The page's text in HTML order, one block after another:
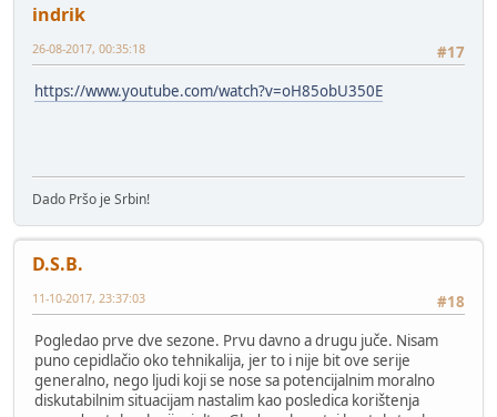
indrik
#17
26-08-2017, 00:35:18
https://www.youtube.com/watch?v=oH85obU350E
Dado Pršo je Srbin!
D.S.B.
#18
11-10-2017, 23:37:03
Pogledao prve dve sezone. Prvu davno a drugu juče. Nisam
puno cepidlačio oko tehnikalija, jer to i nije bit ove serije
generalno, nego ljudi koji se nose sa potencijalnim moralno
diskutabilnim situacijam nastalim kao posledica korištenja